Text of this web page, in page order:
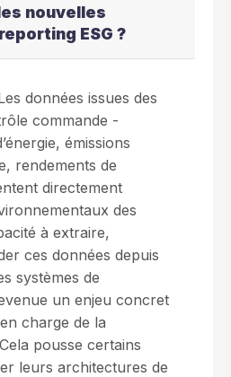
nouvelles
ESG ?
données issues des
commande -
émissions
rendements de
directement
des
à extraire,
ces données depuis
systèmes de
un enjeu concret
charge de la
pousse certains
leurs architectures de